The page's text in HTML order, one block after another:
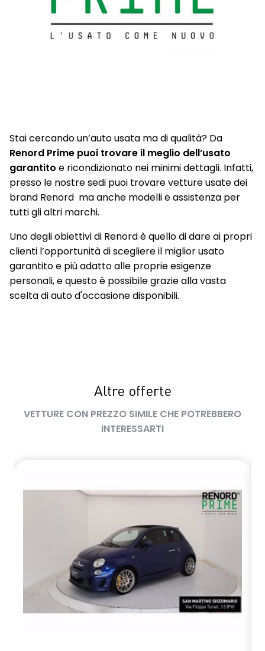
Stai cercando un’auto usata ma di qualità? Da
Renord Prime puoi trovare il meglio dell’usato
garantito e ricondizionato nei minimi dettagli. Infatti,
presso le nostre sedi puoi trovare vetture usate dei
brand Renord ma anche modelli e assistenza per
tutti gli altri marchi.
Uno degli obiettivi di Renord è quello di dare ai propri
clienti l’opportunità di scegliere il miglior usato
garantito e più adatto alle proprie esigenze
personali, e questo è possibile grazie alla vasta
scelta di auto d'occasione disponibili.
Altre offerte
VETTURE CON PREZZO SIMILE CHE POTREBBERO
INTERESSARTI